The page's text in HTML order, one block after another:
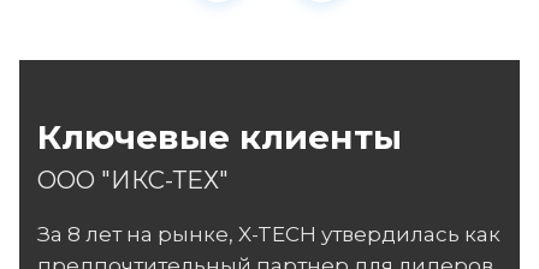
Ключевые клиенты
ООО "ИКС-ТЕХ"
За 8 лет на рынке, X-TECH утвердилась как